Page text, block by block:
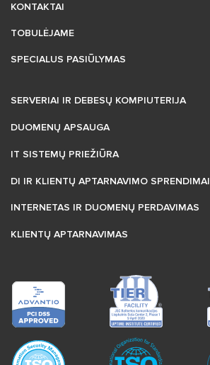
KONTAKTAI
TOBULĖJAME
SPECIALUS PASIŪLYMAS
SERVERIAI IR DEBESŲ KOMPIUTERIJA
DUOMENŲ APSAUGA
IT SISTEMŲ PRIEŽIŪRA
DI IR KLIENTŲ APTARNAVIMO SPRENDIMAI
INTERNETAS IR DUOMENŲ PERDAVIMAS
KLIENTŲ APTARNAVIMAS